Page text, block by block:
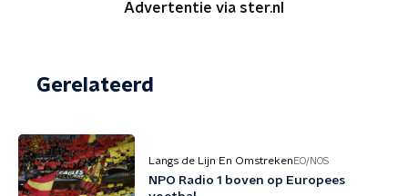
Advertentie via ster.nl
Gerelateerd
Langs de Lijn En Omstreken EO/NOS
NPO Radio 1 boven op Europees